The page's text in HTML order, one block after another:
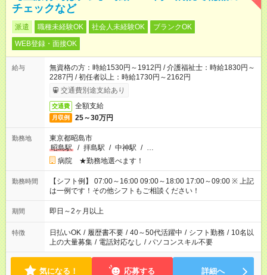
チェックなど
派遣 職種未経験OK 社会人未経験OK
ブランクOK
WEB登録・面接OK
給与
無資格の方：時給1530円～1912円 / 介護福祉士：時給1830円～
2287円 / 初任者以上：時給1730円～2162円
交通費別途支給あり
交通費 全額支給
月収例 25～30万円
勤務地
東京都昭島市
昭島駅
/ 拝島駅 / 中神駅 / …
病院 ★勤務地選べます！
勤務時間
【シフト例】 07:00～16:00 09:00～18:00 17:00～09:00 ※ 上記
は一例です！その他シフトもご相談ください！
期間 即日～2ヶ月以上
特徴 日払いOK / 履歴書不要 / 40～50代活躍中 / シフト勤務 / 10名以
上の大量募集 / 電話対応なし / パソコンスキル不要
気になる！ 応募する 詳細へ